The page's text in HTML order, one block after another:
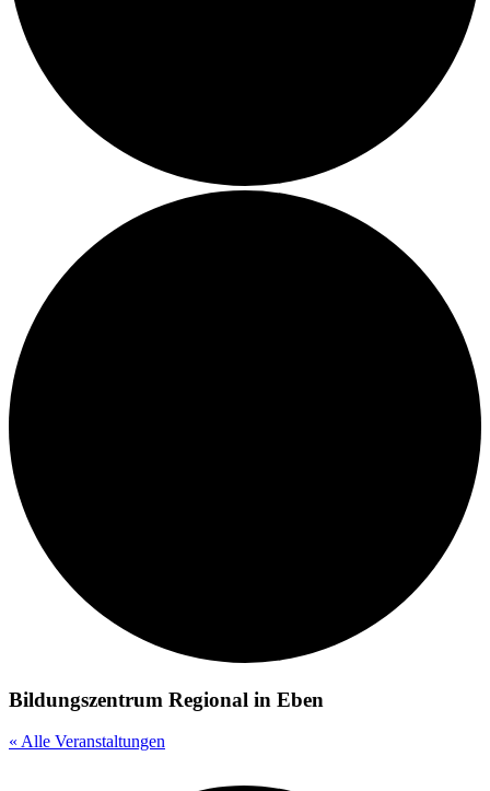
Bildungszentrum Regional in Eben
« Alle Veranstaltungen